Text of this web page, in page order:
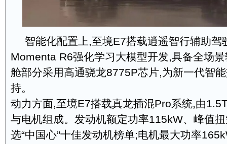
智能化配置上,至境E7搭载逍遥智行辅助驾
Momenta R6强化学习大模型开发,具备全场
舱部分采用高通骁龙8775P芯片,为新一代智
持。
动力方面,至境E7搭载真龙插混Pro系统,由
与电机组成。发动机额定功率115kW、峰值
选“中国心”十佳发动机榜单;电机最大功率